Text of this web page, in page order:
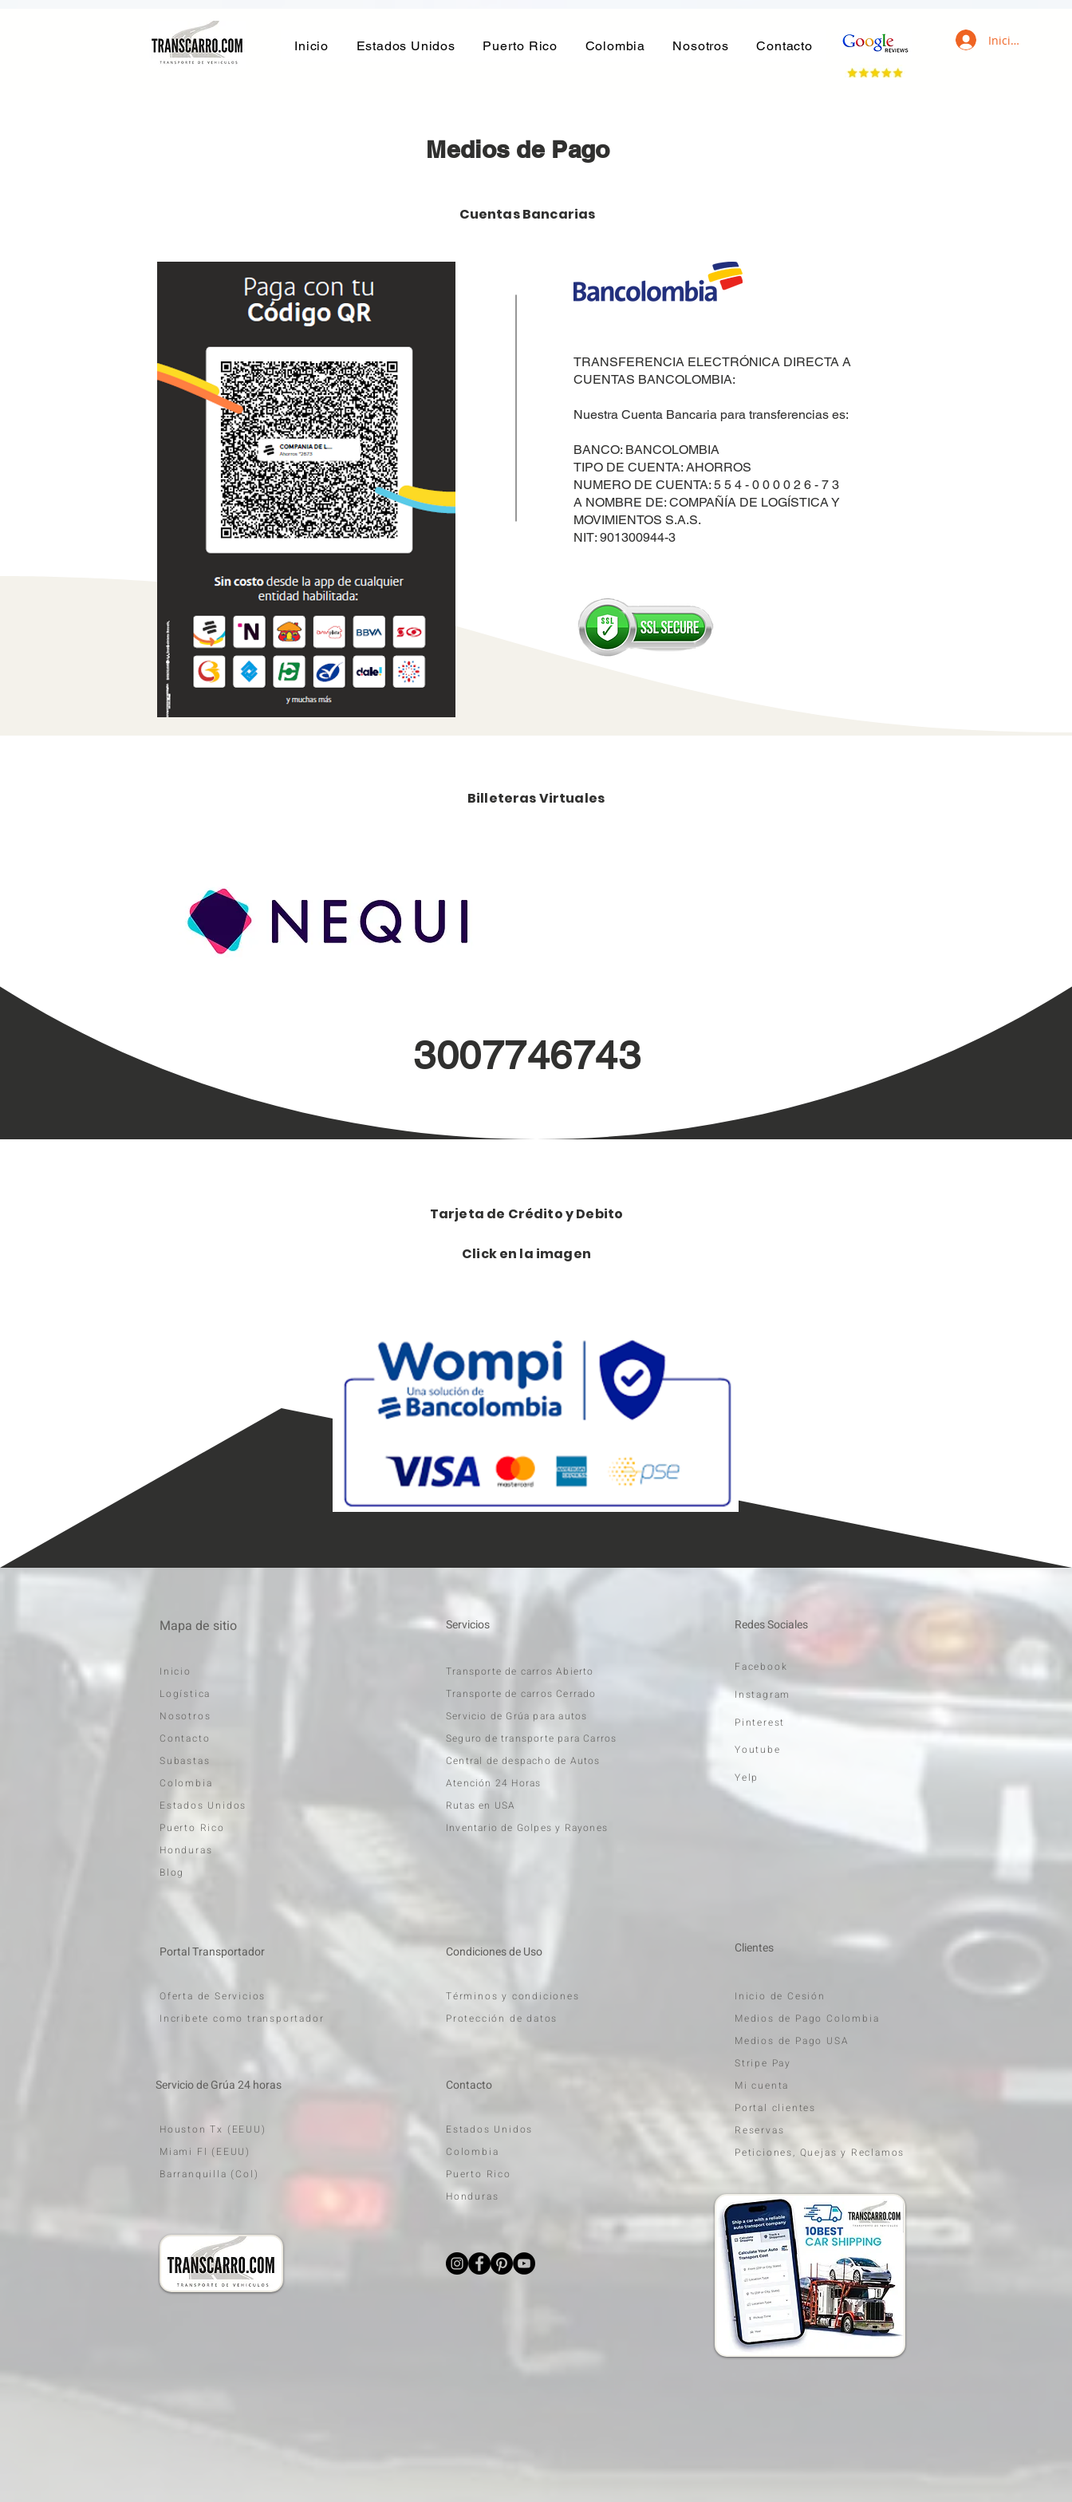
Inicio Estados Unidos Puerto Rico Colombia Nosotros Contacto Iniciar sesión
Medios de Pago
Cuentas Bancarias
TRANSFERENCIA ELECTRÓNICA DIRECTA A
CUENTAS BANCOLOMBIA:
Nuestra Cuenta Bancaria para transferencias es:
BANCO: BANCOLOMBIA
TIPO DE CUENTA: AHORROS
NUMERO DE CUENTA: 5 5 4 - 0 0 0 0 2 6 - 7 3
A NOMBRE DE: COMPAÑÍA DE LOGÍSTICA Y
MOVIMIENTOS S.A.S.
NIT: 901300944-3
Billeteras Virtuales
3007746743
Tarjeta de Crédito y Debito
Click en la imagen
Mapa de sitio
Inicio
Logística
Nosotros
Contacto
Subastas
Colombia
Estados Unidos
Puerto Rico
Honduras
Blog
Servicios
Transporte de carros Abierto
Transporte de carros Cerrado
Servicio de Grúa para autos
Seguro de transporte para Carros
Central de despacho de Autos
Atención 24 Horas
Rutas en USA
Inventario de Golpes y Rayones
Redes Sociales
Facebook
Instagram
Pinterest
Youtube
Yelp
Portal Transportador
Oferta de Servicios
Incribete como transportador
Servicio de Grúa 24 horas
Houston Tx (EEUU)
Miami Fl (EEUU)
Barranquilla (Col)
Condiciones de Uso
Términos y condiciones
Protección de datos
Contacto
Estados Unidos
Colombia
Puerto Rico
Honduras
Clientes
Inicio de Cesión
Medios de Pago Colombia
Medios de Pago USA
Stripe Pay
Mi cuenta
Portal clientes
Reservas
Peticiones, Quejas y Reclamos